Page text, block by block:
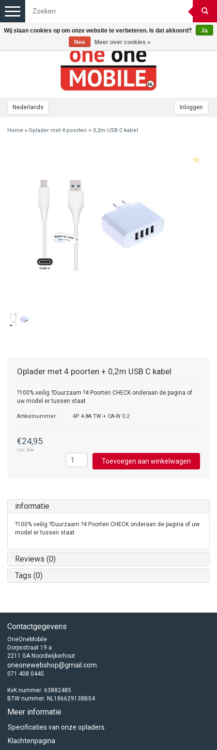
Nederlands Inloggen
Toggle
navigation
Home » Oplader met 4 poorten + 0,2m USB C kabel
Oplader met 4 poorten + 0,2m USB C kabel
?100% veilig ?Duurzaam ?4 Poorten CHECK onderaan de pagina of
uw model er tussen staat
Artikelnummer: 4P 4.8A TW + CA-W 0.2
€24,95
Incl. btw
Toevoegen aan winkelwagen
informatie
?100% veilig ?Duurzaam ?4 Poorten CHECK onderaan de pagina of uw
model er tussen staat
Reviews (0)
Tags (0)
Contactgegevens
OneOneMobile
Dorpsstraat 19 a
2211 GA Noordwijkerhout
oneonewebshop@gmail.com
071 408 0445
KvK nummer: 63882485
BTW nummer: NL186629138B04
Meer informatie
Specificaties van onze opladers
Klachtenpagina
Wij slaan cookies op om onze website te verbeteren. Is dat akkoord?
Ja
Nee
Meer over cookies »